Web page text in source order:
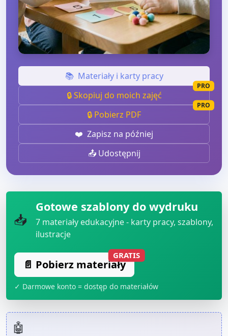
📚 Materiały i karty pracy
🔒 Skopiuj do moich zajęć
PRO
🔒 Pobierz PDF
PRO
❤️ Zapisz na później
📤 Udostępnij
📥
Gotowe szablony do wydruku
7 materiały edukacyjne - karty pracy, szablony,
ilustracje
📄 Pobierz materiały
GRATIS
✓ Darmowe konto = dostęp do materiałów
🤖